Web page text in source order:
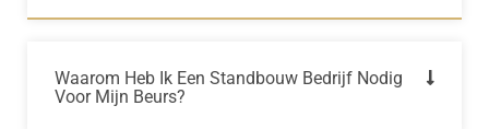
Waarom Heb Ik Een Standbouw Bedrijf Nodig
Voor Mijn Beurs?